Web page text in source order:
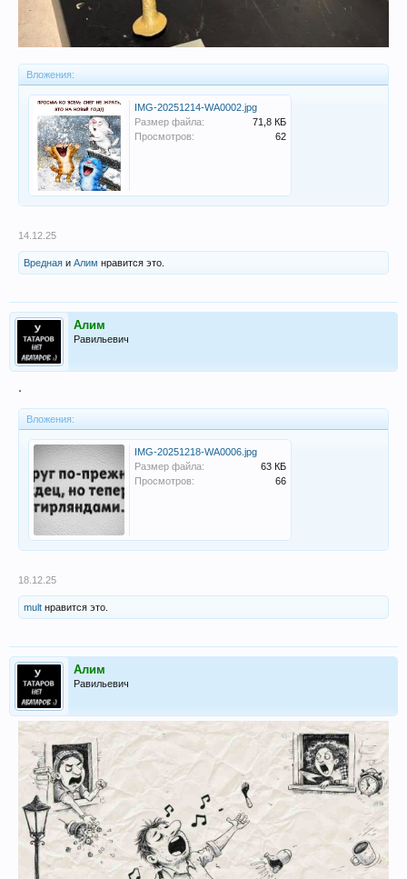
Вложения:
IMG-20251214-WA0002.jpg
Размер файла:
71,8 КБ
Просмотров:
62
14.12.25
Вредная и Алим нравится это.
Алим
Равильевич
.
Вложения:
IMG-20251218-WA0006.jpg
Размер файла:
63 КБ
Просмотров:
66
18.12.25
mult нравится это.
Алим
Равильевич